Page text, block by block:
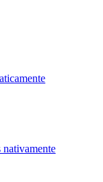
nativamente